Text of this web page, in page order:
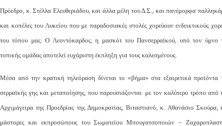
Πρόεδρο, κ. Στέλλα Ελευθεριάδου, και άλλα μέλη του Δ.Σ., και πανέμορφα
και κοπέλες του Λυκείου που με παραδοσιακές στολές χορεύουν ενδεικτικούς
του τόπου μας. Ο Λεοντόκαρδος, η μασκότ του Πανσερραϊκού, υπό τον ύμνο
τοπικής ομάδας αποτελεί ευχάριστη έκπληξη για τους καλεσμένους.
Μέσα από την κρατική τηλεόραση δίνεται το «βήμα» στα εξαιρετικά προϊόντα
σερραϊκής γης και μεταποίησης, που παρουσιάζονται με τον καλύτερο τρόπο από
Αρχιμάγειρα της Προεδρίας της Δημοκρατίας, Βιταστιανό, κ. Αθανάσιο Σκούρα,
μάστορες και εκπροσώπους του Σωματείου Μπουγατσοποιών –